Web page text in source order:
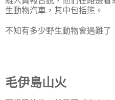
生動物汽車，其中包括熊。
不知有多少野生動物會遇難了
毛伊島山火